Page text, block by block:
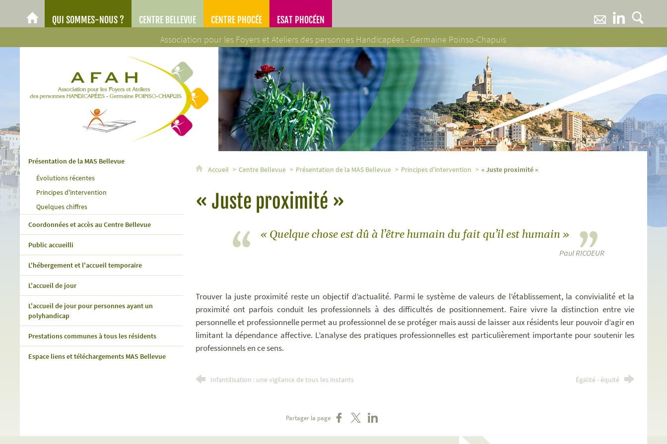
Association pour les Foyers et Ateliers des personnes Handicapées - Germaine Poinso-Chapuis
AFAH - Association pour les Foyers et Ateliers des personnes Handicapées - Germaine Poinso-Chapuis
AFAH
QUI SOMMES-NOUS ? CENTRE BELLEVUE CENTRE PHOCÉE ESAT PHOCÉEN
Présentation de la MAS Bellevue
Évolutions récentes
Principes d'intervention
Quelques chiffres
Coordonnées et accès au Centre Bellevue
Public accueilli
L'hébergement et l'accueil temporaire
L'accueil de jour
L'accueil de jour pour personnes ayant un
polyhandicap
Prestations communes à tous les résidents
Espace liens et téléchargements MAS Bellevue
Accueil Centre Bellevue Présentation de la MAS Bellevue Principes d'intervention « Juste proximité »
« Juste proximité »
« Quelque chose est dû à l’être humain du fait qu’il est humain »
Paul RICOEUR
Trouver la juste proximité reste un objectif d’actualité. Parmi le système de valeurs de l’établissement, la convivialité et la
proximité ont parfois conduit les professionnels à des difficultés de positionnement. Faire vivre la distinction entre vie
personnelle et professionnelle permet au professionnel de se protéger mais aussi de laisser aux résidents leur pouvoir d’agir en
limitant la dépendance affective. L’analyse des pratiques professionnelles est particulièrement importante pour soutenir les
professionnels en ce sens.
Infantilisation : une vigilance de tous les instants Égalité - équité
Partager la page Partager sur Facebook
Partager sur XPartager sur LinkedIn